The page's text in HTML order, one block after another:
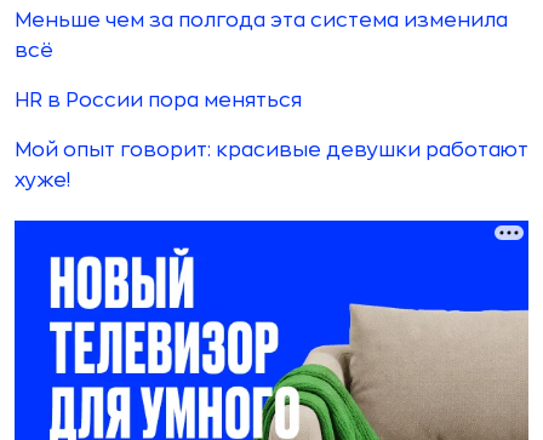
Меньше чем за полгода эта система изменила
всё
HR в России пора меняться
Мой опыт говорит: красивые девушки работают
хуже!